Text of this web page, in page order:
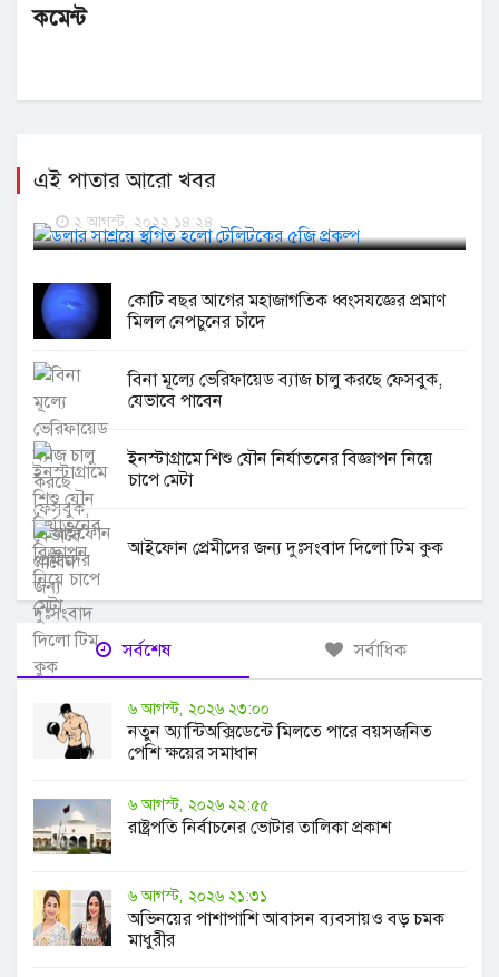
কমেন্ট
এই পাতার আরো খবর
ডলার সাশ্রয়ে স্থগিত হলো টেলিটকের ৫জি প্রকল্প
২ আগস্ট, ২০২২ ১৪:২৪
কোটি বছর আগের মহাজাগতিক ধ্বংসযজ্ঞের প্রমাণ
মিলল নেপচুনের চাঁদে
বিনা মূল্যে ভেরিফায়েড ব্যাজ চালু করছে ফেসবুক,
যেভাবে পাবেন
ইনস্টাগ্রামে শিশু যৌন নির্যাতনের বিজ্ঞাপন নিয়ে
চাপে মেটা
আইফোন প্রেমীদের জন্য দুঃসংবাদ দিলো টিম কুক
সর্বশেষ সর্বাধিক
৬ আগস্ট, ২০২৬ ২৩:০০
নতুন অ্যান্টিঅক্সিডেন্টে মিলতে পারে বয়সজনিত
পেশি ক্ষয়ের সমাধান
৬ আগস্ট, ২০২৬ ২২:৫৫
রাষ্ট্রপতি নির্বাচনের ভোটার তালিকা প্রকাশ
৬ আগস্ট, ২০২৬ ২১:৩১
অভিনয়ের পাশাপাশি আবাসন ব্যবসায়ও বড় চমক
মাধুরীর